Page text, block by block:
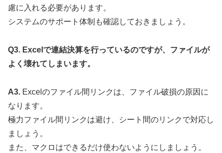
慮に入れる必要があります。
システムのサポート体制も確認しておきましょう。
Q3. Excelで連結決算を行っているのですが、ファイルが
よく壊れてしまいます。
A3. Excelのファイル間リンクは、ファイル破損の原因に
なります。
極力ファイル間リンクは避け、シート間のリンクで対応し
ましょう。
また、マクロはできるだけ使わないようにしましょう。